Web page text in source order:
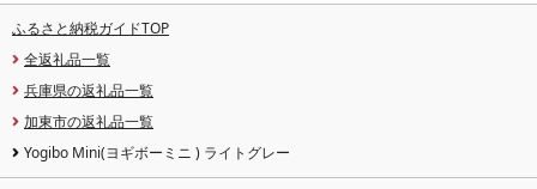
ふるさと納税ガイドTOP
全返礼品一覧
兵庫県の返礼品一覧
加東市の返礼品一覧
Yogibo Mini(ヨギボーミニ ) ライトグレー